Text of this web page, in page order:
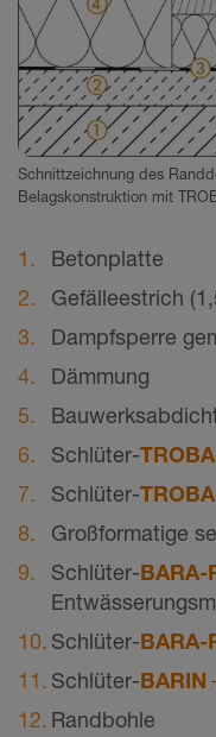
Schnittzeichnung des
Belagskonstruktion mit
Betonplatte
Gefälleestrich
Dampfsperre
Dämmung
Schlüter-
Schlüter-
Großformatige
Schlüter-BARA-
Schlüter-BARA-
Schlüter-BARIN
Randbohle